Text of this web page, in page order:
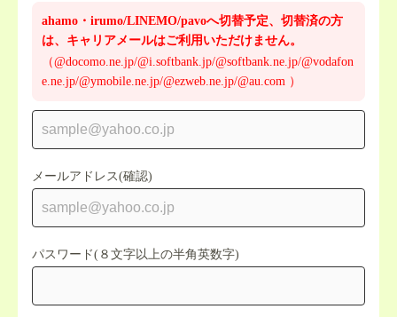
ahamo・irumo/LINEMO/pavoへ切替予定、切替済の方
は、キャリアメールはご利用いただけません。
（@docomo.ne.jp/@i.softbank.jp/@softbank.ne.jp/@vodafon
e.ne.jp/@ymobile.ne.jp/@ezweb.ne.jp/@au.com ）
メールアドレス(確認)
パスワード(８文字以上の半角英数字)